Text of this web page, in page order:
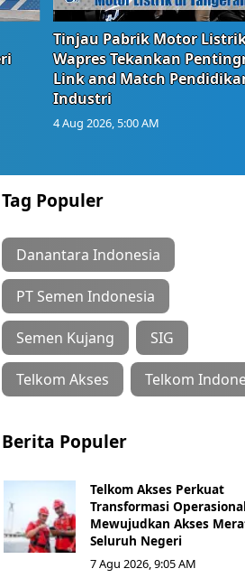
Tinjau Pabrik Motor
Wapres Tekankan
Link and Match
Industri
4 Aug 2026, 5:00 AM
Tag Populer
Danantara Indonesia
PT Semen Indonesia
Semen Kujang SIG
Telkom Akses Telkom
Berita Populer
Telkom Akses Perkuat
Transformasi
Mewujudkan Akses
Seluruh Negeri
7 Agu 2026, 9:05 AM